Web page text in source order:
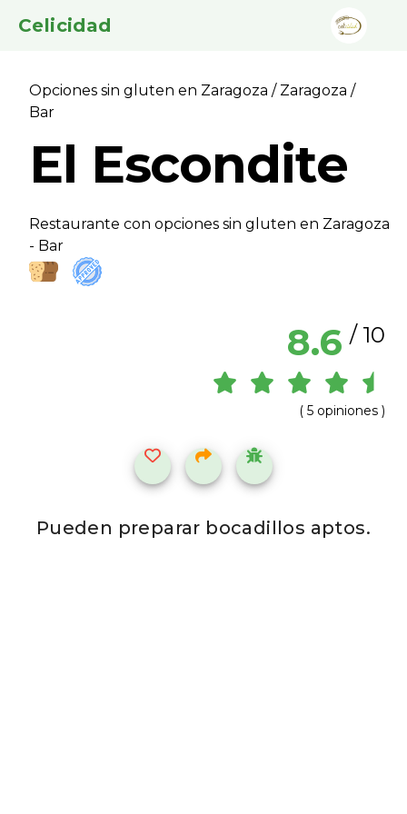
Celicidad
Opciones sin gluten en Zaragoza / Zaragoza /
Bar
El Escondite
Restaurante con opciones sin gluten en Zaragoza
- Bar
8.6 / 10
( 5 opiniones )
Pueden preparar bocadillos aptos.